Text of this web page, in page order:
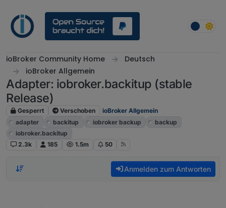
ioBroker Community Home
Deutsch
ioBroker Allgemein
Adapter: iobroker.backitup (stable
Release)
Gesperrt Verschoben
ioBroker Allgemein
adapter
backitup iobroker backup
backup
iobroker.backitup
2.3k
185 1.5m 50
Anmelden zum Antworten